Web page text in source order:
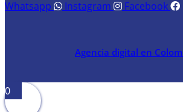
Whatsapp Instagram Facebook
Agencia digital en
0